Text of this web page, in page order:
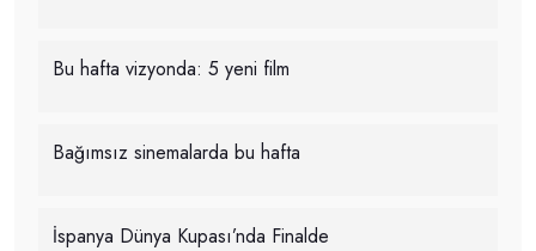
Bu hafta vizyonda: 5 yeni film
Bağımsız sinemalarda bu hafta
İspanya Dünya Kupası’nda Finalde